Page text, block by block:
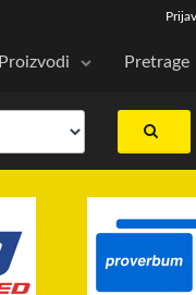
Proizvodi Pretrage